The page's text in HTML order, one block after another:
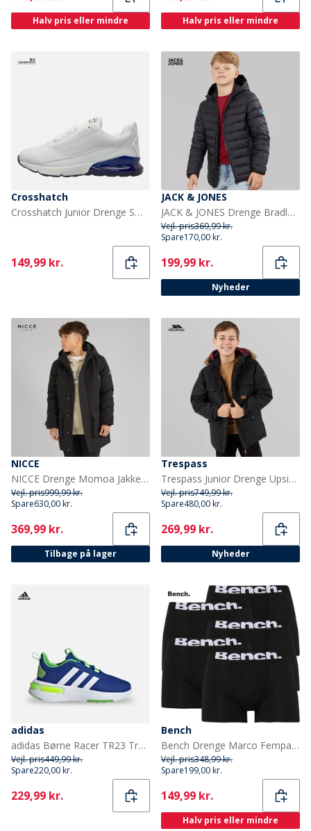
Halv pris eller mindre Halv pris eller mindre
Crosshatch
Crosshatch Junior Drenge Smitlay II sneakers Hvid/Navy
Current
149,99 kr.
JACK & JONES
JACK & JONES Drenge Bradley Let Dunjakke Sort
Vejl. pris369,99 kr.
Spare170,00 kr.
Current
199,99 kr.
Nyheder
NICCE
NICCE Drenge Momoa Jakke Sort
Vejl. pris999,99 kr.
Spare630,00 kr.
Current
369,99 kr.
Tilbage på lager
Trespass
Trespass Junior Drenge Upsider Isoleret Vandtæt Parka Sort
Vejl. pris749,99 kr.
Spare480,00 kr.
Current
269,99 kr.
Nyheder
adidas
adidas Børne Racer TR23 Træningssko Royal Blue/Footwear White/Lucid Lime
Vejl. pris449,99 kr.
Spare220,00 kr.
Current
229,99 kr.
Bench
Bench Drenge Marco Fempak Boxer Sort
Vejl. pris348,99 kr.
Spare199,00 kr.
Current
149,99 kr.
Halv pris eller mindre